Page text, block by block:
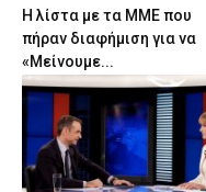
Η λίστα με τα ΜΜΕ που
πήραν διαφήμιση για να
«Μείνουμε...